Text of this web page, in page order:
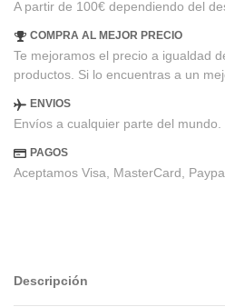
A partir de 100€ dependiendo del
COMPRA AL MEJOR PRECIO
Te mejoramos el precio a igualdad
productos. Si lo encuentras a un
ENVIOS
Envíos a cualquier parte del mundo.
PAGOS
Aceptamos Visa, MasterCard,
Descripción